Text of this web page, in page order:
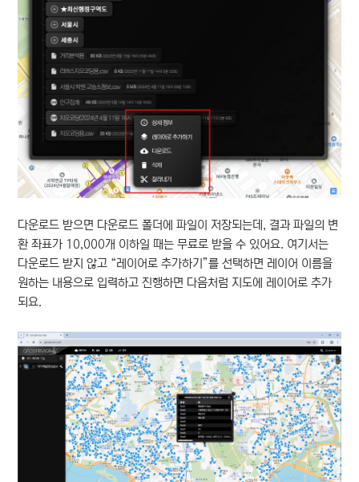
다운로드 받으면 다운로드 폴더에 파일이 저장되는데, 결과 파일의 변
환 좌표가 10,000개 이하일 때는 무료로 받을 수 있어요. 여기서는
다운로드 받지 않고 “레이어로 추가하기”를 선택하면 레이어 이름을
원하는 내용으로 입력하고 진행하면 다음처럼 지도에 레이어로 추가
되요.